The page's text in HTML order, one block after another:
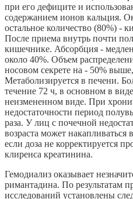
при его дефиците и
содержанием ионов кальция.
остальное количество (80%) -
После приема внутрь почти
кишечнике. Абсорбция -
около 40%. Объем
носовом секрете на - 50%
Метаболизируется в печени.
течение 72 ч, в основном в
неизмененном виде. При
недостаточности период
раза. У лиц с почечной
возраста может накапливаться
если доза не корректируется
клиренса креатинина.
Гемодиализ оказывает
римантадина. По результатам
исследований установлены